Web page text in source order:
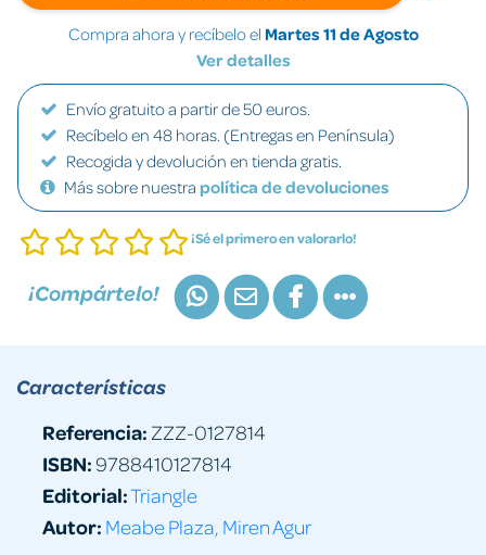
Compra ahora y recíbelo el Martes 11 de Agosto
Ver detalles
Envío gratuito a partir de 50 euros.
Recíbelo en 48 horas. (Entregas en Península)
Recogida y devolución en tienda gratis.
Más sobre nuestra política de devoluciones
¡Sé el primero en valorarlo!
¡Compártelo!
Características
Referencia: ZZZ-0127814
ISBN:9788410127814
Editorial:Triangle
Autor: Meabe Plaza, Miren Agur